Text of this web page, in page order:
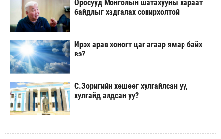
Оросууд Монголын шатахууны хараат
байдлыг хадгалах сонирхолтой
Ирэх арав хоногт цаг агаар ямар байх
вэ?
С.Зоригийн хөшөөг хулгайлсан уу,
хулгайд алдсан уу?